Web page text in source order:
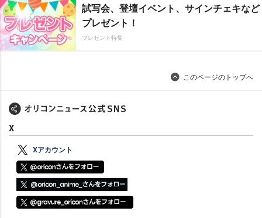
試写会、登壇イベント、サインチェキなど
プレゼント！
プレゼント特集
このページのトップへ
X
Xアカウント